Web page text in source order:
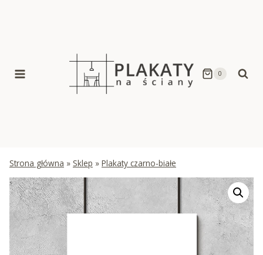
0
Strona główna » Sklep » Plakaty czarno-białe